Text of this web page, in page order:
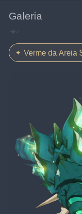
Galeria
Verme da Areia